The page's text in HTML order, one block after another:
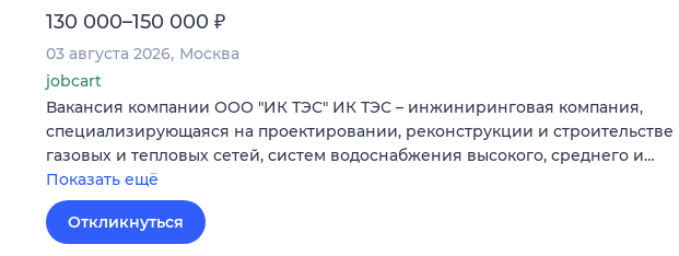
130 000–150 000 ₽
03 августа 2026 Москва
jobcart
Вакансия компании ООО "ИК ТЭС" ИК ТЭС – инжиниринговая компания,
специализирующаяся на проектировании, реконструкции и строительстве
газовых и тепловых сетей, систем водоснабжения высокого, среднего и…
Показать ещё
Откликнуться